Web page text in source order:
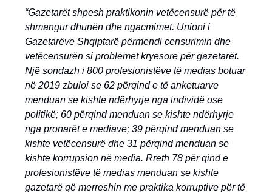
“Gazetarët shpesh praktikonin vetëcensurë për të
shmangur dhunën dhe ngacmimet. Unioni i
Gazetarëve Shqiptarë përmendi censurimin dhe
vetëcensurën si problemet kryesore për gazetarët.
Një sondazh i 800 profesionistëve të medias botuar
në 2019 zbuloi se 62 përqind e të anketuarve
menduan se kishte ndërhyrje nga individë ose
politikë; 60 përqind menduan se kishte ndërhyrje
nga pronarët e mediave; 39 përqind menduan se
kishte vetëcensurë dhe 31 përqind menduan se
kishte korrupsion në media. Rreth 78 për qind e
profesionistëve të medias menduan se kishte
gazetarë që merreshin me praktika korruptive për të